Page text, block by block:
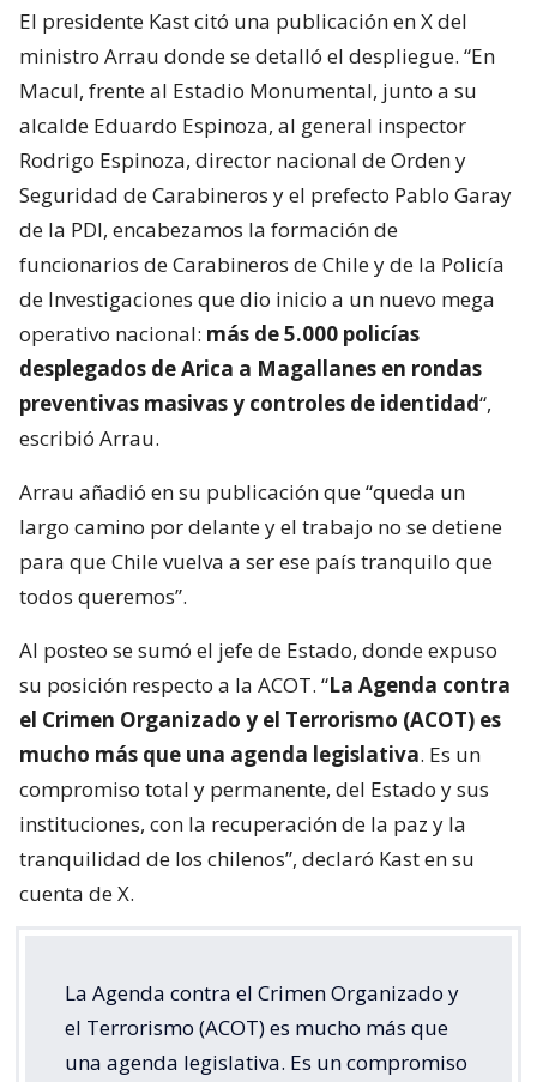
El presidente Kast citó una publicación en X del
ministro Arrau donde se detalló el despliegue. “En
Macul, frente al Estadio Monumental, junto a su
alcalde Eduardo Espinoza, al general inspector
Rodrigo Espinoza, director nacional de Orden y
Seguridad de Carabineros y el prefecto Pablo Garay
de la PDI, encabezamos la formación de
funcionarios de Carabineros de Chile y de la Policía
de Investigaciones que dio inicio a un nuevo mega
operativo nacional: más de 5.000 policías
desplegados de Arica a Magallanes en rondas
preventivas masivas y controles de identidad“,
escribió Arrau.
Arrau añadió en su publicación que “queda un
largo camino por delante y el trabajo no se detiene
para que Chile vuelva a ser ese país tranquilo que
todos queremos”.
Al posteo se sumó el jefe de Estado, donde expuso
su posición respecto a la ACOT. “La Agenda contra
el Crimen Organizado y el Terrorismo (ACOT) es
mucho más que una agenda legislativa. Es un
compromiso total y permanente, del Estado y sus
instituciones, con la recuperación de la paz y la
tranquilidad de los chilenos”, declaró Kast en su
cuenta de X.
La Agenda contra el Crimen Organizado y
el Terrorismo (ACOT) es mucho más que
una agenda legislativa. Es un compromiso